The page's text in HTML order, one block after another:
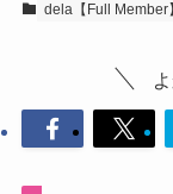
dela【Full Member】